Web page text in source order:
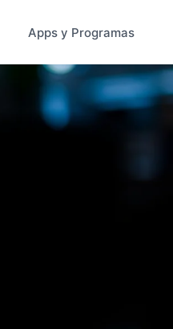
Apps y Programas